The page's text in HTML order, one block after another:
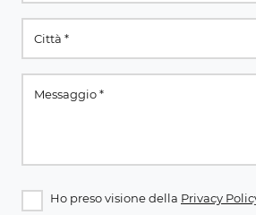
Ho preso visione della Privacy